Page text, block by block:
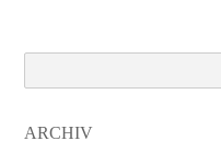
ARCHIV